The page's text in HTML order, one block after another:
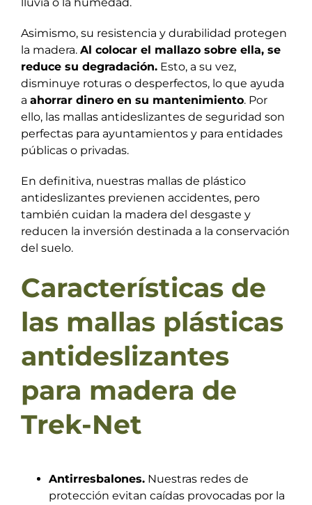
Asimismo, su resistencia y durabilidad protegen
la madera. Al colocar el mallazo sobre ella, se
reduce su degradación. Esto, a su vez,
disminuye roturas o desperfectos, lo que ayuda
a ahorrar dinero en su mantenimiento. Por
ello, las mallas antideslizantes de seguridad son
perfectas para ayuntamientos y para entidades
públicas o privadas.
En definitiva, nuestras mallas de plástico
antideslizantes previenen accidentes, pero
también cuidan la madera del desgaste y
reducen la inversión destinada a la conservación
del suelo.
Características de
las mallas plásticas
antideslizantes
para madera de
Trek-Net
Antirresbalones. Nuestras redes de
protección evitan caídas provocadas por la